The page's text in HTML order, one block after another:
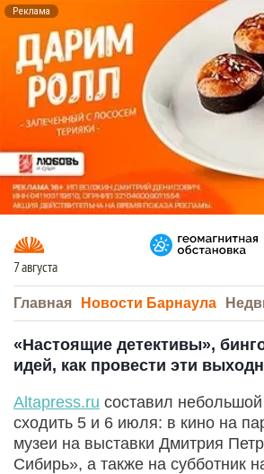
Реклама
7 августа
Главная Новости Барнаула
«Настоящие детективы»,
идей, как провести эти
Altapress.ru составил небольшой
сходить 5 и 6 июля: в кино на
музеи на выставки Дмитрия
Сибирь», а также на субботник